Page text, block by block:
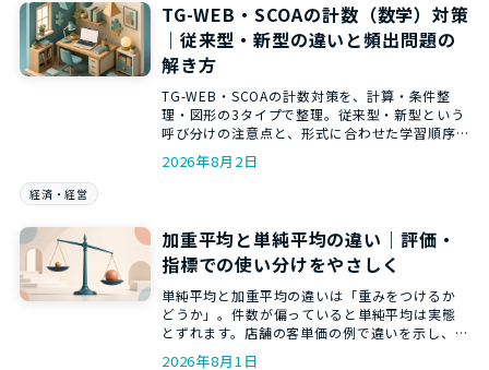
TG-WEB・SCOAの計数（数学）対策
｜従来型・新型の違いと頻出問題の
解き方
TG-WEB・SCOAの計数対策を、計算・条件整
理・図形の3タイプで整理。従来型・新型という
呼び分けの注意点と、形式に合わせた学習順序
を分かりやすく解説します。
2026年8月2日
経済・経営
加重平均と単純平均の違い｜評価・
指標での使い分けをやさしく
単純平均と加重平均の違いは「重みをつけるか
どうか」。件数が偏っていると単純平均は実態
とずれます。店舗の客単価の例で違いを示し、
ExcelのSUMPRODUCTでの計算まで、和からの
2026年8月1日